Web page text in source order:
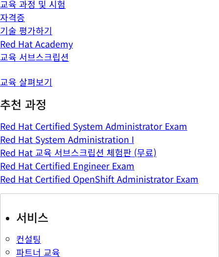
교육 과정 및 시험
자격증
기술 평가하기
Red Hat Academy
교육 서브스크립션
교육 살펴보기
추천 과정
Red Hat Certified System Administrator Exam
Red Hat System Administration I
Red Hat 교육 서브스크립션 체험판 (무료)
Red Hat Certified Engineer Exam
Red Hat Certified OpenShift Administrator Exam
서비스
컨설팅
파트너 교육